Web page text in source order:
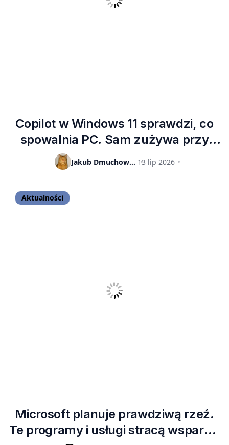
Copilot w Windows 11 sprawdzi, co
spowalnia PC. Sam zużywa przy
tym 1 GB pamięci RAM
Jakub Dmuchowski 13 lip 2026
Aktualności
Microsoft planuje prawdziwą rzeź.
Te programy i usługi stracą wsparcie